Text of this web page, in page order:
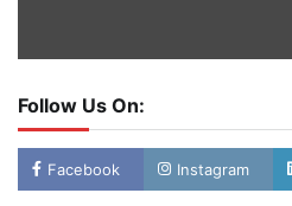
Follow Us On:
Facebook Instagram